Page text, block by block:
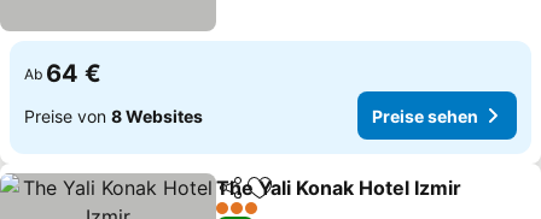
Ab 64 €
Preise von 8 Websites Preise sehen
TeilenZu Favoriten hinzufügen
The Yali Konak Hotel Izmir